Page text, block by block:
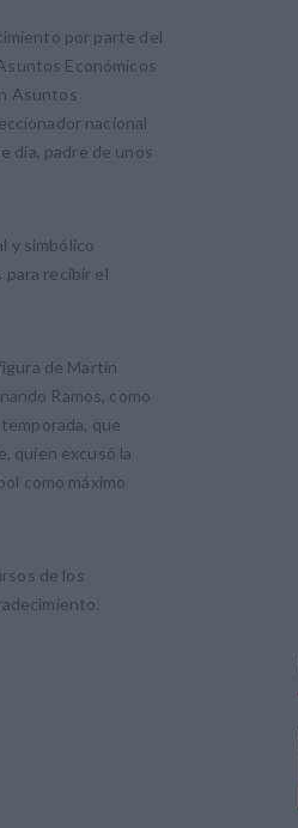
por parte del
Económicos
Asuntos
nacional
día, padre de unos
y simbólico
para recibir el
de Martín
Ramos, como
que
quien excusó la
como máximo
de los